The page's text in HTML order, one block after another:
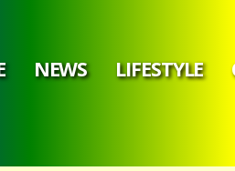
NEWS LIFESTYLE